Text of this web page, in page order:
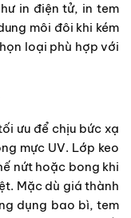
in điện tử, in tem
môi đôi khi kém
loại phù hợp với
ưu để chịu bức xạ
mực UV. Lớp keo
nứt hoặc bong khi
Mặc dù giá thành
dụng bao bì, tem